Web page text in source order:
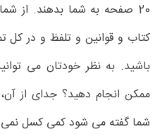
20 صفحه به شما بدهند. از
کتاب و قوانین و تلفظ و در کل
باشید. به نظر خودتان می
ممکن انجام دهید؟ جدای از
شما گفته می شود کمی کسل